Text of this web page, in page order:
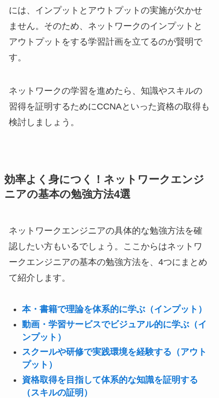
には、インプットとアウトプットの実施が欠かせ
ません。そのため、ネットワークのインプットと
アウトプットをする学習計画を立てるのが賢明で
す。
ネットワークの学習を進めたら、知識やスキルの
習得を証明するためにCCNAといった資格の取得も
検討しましょう。
効率よく身につく！ネットワークエンジ
ニアの基本の勉強方法4選
ネットワークエンジニアの具体的な勉強方法を確
認したい方もいるでしょう。ここからはネットワ
ークエンジニアの基本の勉強方法を、4つにまとめ
て紹介します。
本・書籍で理論を体系的に学ぶ（インプット）
動画・学習サービスでビジュアル的に学ぶ（イ
ンプット）
スクールや研修で実践環境を経験する（アウト
プット）
資格取得を目指して体系的な知識を証明する
（スキルの証明）